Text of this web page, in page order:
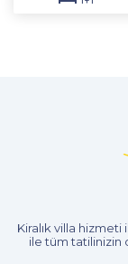
Kiralık villa hizmeti
ile tüm tatilinizin